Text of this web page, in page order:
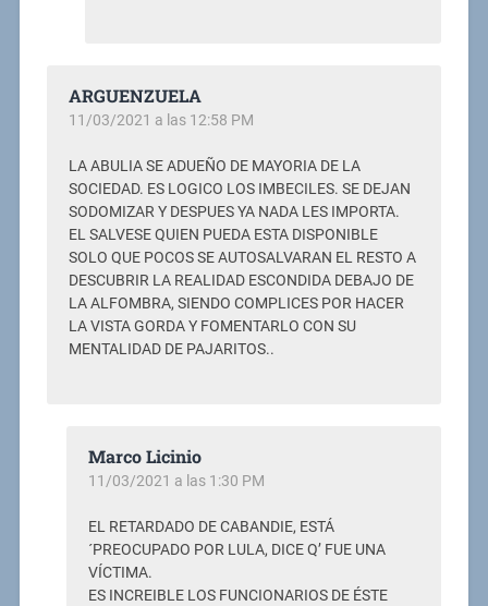
ARGUENZUELA
11/03/2021 a las 12:58 PM
LA ABULIA SE ADUEÑO DE MAYORIA DE LA
SOCIEDAD. ES LOGICO LOS IMBECILES. SE DEJAN
SODOMIZAR Y DESPUES YA NADA LES IMPORTA.
EL SALVESE QUIEN PUEDA ESTA DISPONIBLE
SOLO QUE POCOS SE AUTOSALVARAN EL RESTO A
DESCUBRIR LA REALIDAD ESCONDIDA DEBAJO DE
LA ALFOMBRA, SIENDO COMPLICES POR HACER
LA VISTA GORDA Y FOMENTARLO CON SU
MENTALIDAD DE PAJARITOS..
Marco Licinio
11/03/2021 a las 1:30 PM
EL RETARDADO DE CABANDIE, ESTÁ
´PREOCUPADO POR LULA, DICE Q’ FUE UNA
VÍCTIMA.
ES INCREIBLE LOS FUNCIONARIOS DE ÉSTE